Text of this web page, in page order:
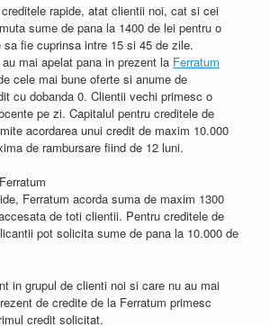
rapide, atat clientii noi, cat si cei
sume de pana la 1400 de lei pentru o
sa fie cuprinsa intre 15 si 45 de zile.
mai apelat pana in prezent la Ferratum
cele mai bune oferte si anume de
cu dobanda 0. Clientii vechi primesc o
pe zi. Capitalul pentru creditele de
acordarea unui credit de maxim 10.000
de rambursare fiind de 12 luni.
Ferratum acorda suma de maxim 1300
de toti clientii. Pentru creditele de
pot solicita sume de pana la 10.000 de
in grupul de clienti noi si care nu au mai
de credite de la Ferratum primesc
credit solicitat.